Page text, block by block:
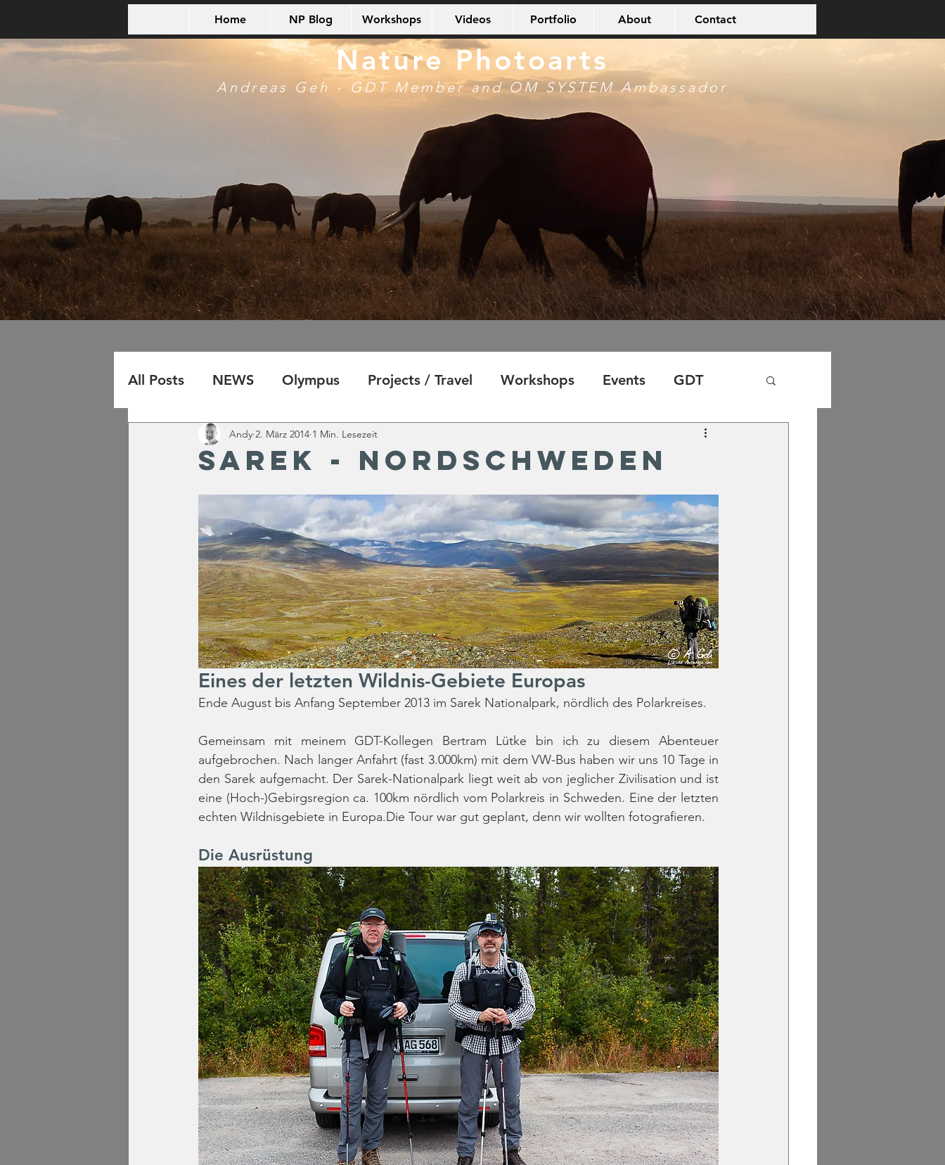
Home NP Blog Workshops Videos Portfolio About Contact
Nature Photoarts
Andreas Geh - GDT Member and OM SYSTEM Ambassador
All Posts NEWS Olympus Projects / Travel Workshops Events GDT
Awards
Sarek - Nordschweden
Andy 2. März 2014 1 Min. Lesezeit
Eines der letzten Wildnis-Gebiete Europas
Ende August bis Anfang September 2013 im Sarek Nationalpark, nördlich des Polarkreises.
Gemeinsam mit meinem GDT-Kollegen Bertram Lütke bin ich zu diesem Abenteuer
aufgebrochen. Nach langer Anfahrt (fast 3.000km) mit dem VW-Bus haben wir uns 10 Tage in
den Sarek aufgemacht. Der Sarek-Nationalpark liegt weit ab von jeglicher Zivilisation und ist
eine (Hoch-)Gebirgsregion ca. 100km nördlich vom Polarkreis in Schweden. Eine der letzten
echten Wildnisgebiete in Europa.Die Tour war gut geplant, denn wir wollten fotografieren.
Die Ausrüstung